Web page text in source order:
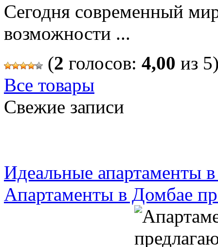
Сегодня современный
возможности ...
(2 голосов: 4,00 из
Все товары
Свежие записи
Идеальные апартаменты
Апартаменты в Домбае